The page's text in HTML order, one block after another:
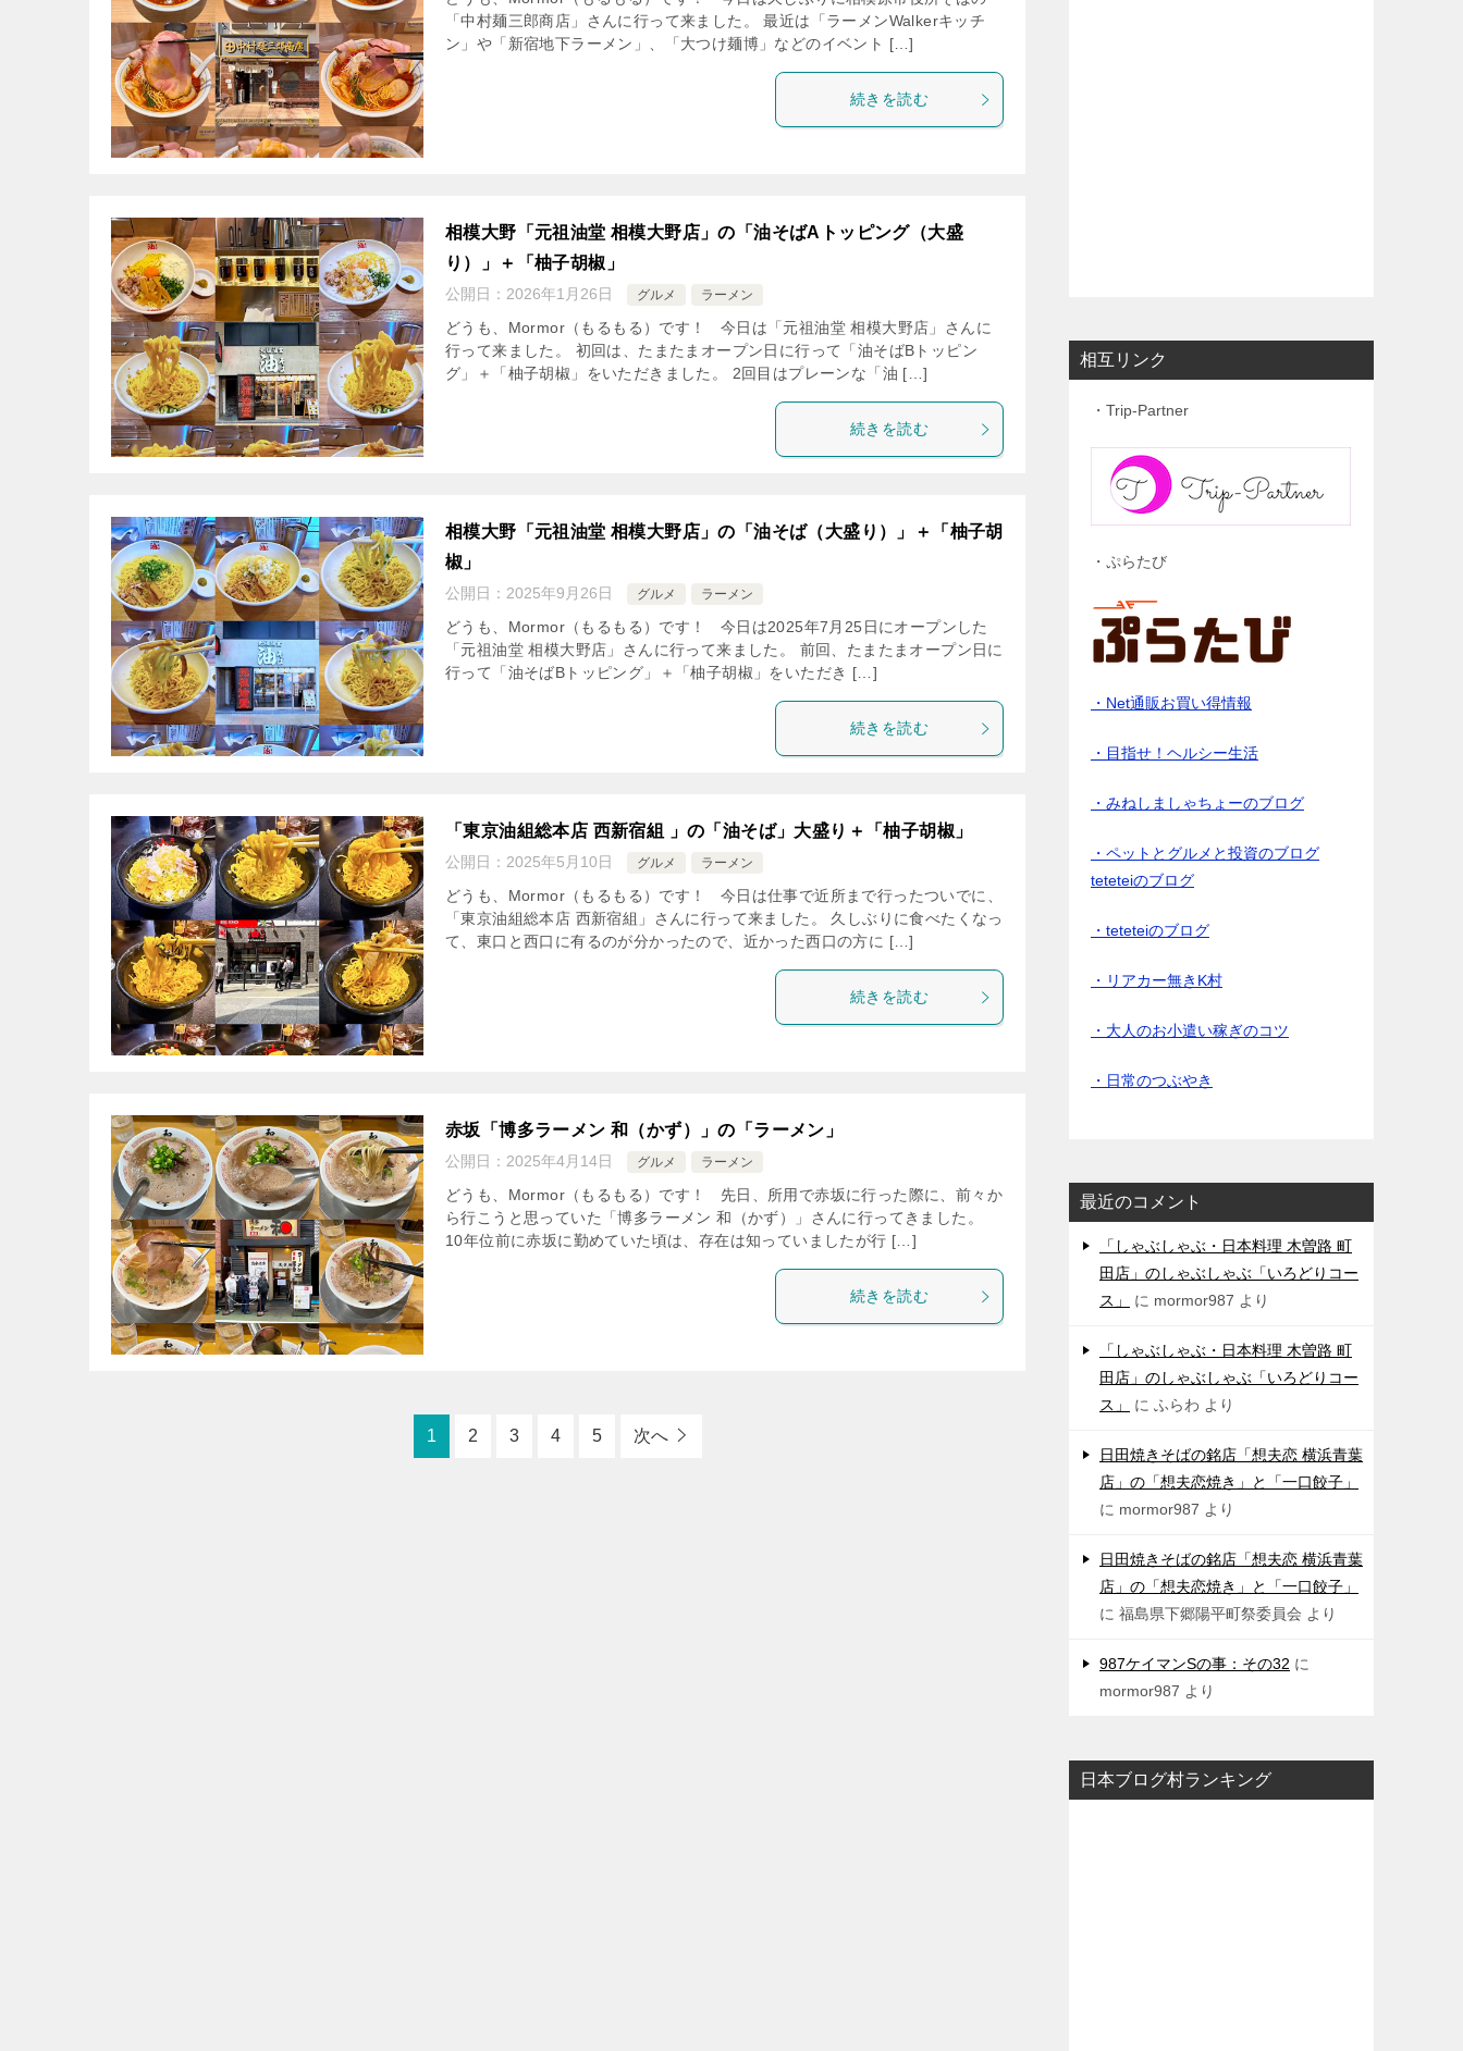
「中村麺三郎商店」さんに行って来ました。 最近は「ラーメンWalkerキッチ
ン」や「新宿地下ラーメン」、「大つけ麺博」などのイベント […]
続きを読む
相模大野「元祖油堂 相模大野店」の「油そばAトッピング（大盛
り）」＋「柚子胡椒」
公開日： 2026年1月26日 グルメ ラーメン
どうも、Mormor（もるもる）です！ 今日は「元祖油堂 相模大野店」さんに
行って来ました。 初回は、たまたまオープン日に行って「油そばBトッピン
グ」＋「柚子胡椒」をいただきました。 2回目はプレーンな「油 […]
続きを読む
相模大野「元祖油堂 相模大野店」の「油そば（大盛り）」＋「柚子胡
椒」
公開日： 2025年9月26日 グルメ ラーメン
どうも、Mormor（もるもる）です！ 今日は2025年7月25日にオープンした
「元祖油堂 相模大野店」さんに行って来ました。 前回、たまたまオープン日に
行って「油そばBトッピング」＋「柚子胡椒」をいただき […]
続きを読む
「東京油組総本店 西新宿組 」の「油そば」大盛り＋「柚子胡椒」
公開日： 2025年5月10日 グルメ ラーメン
どうも、Mormor（もるもる）です！ 今日は仕事で近所まで行ったついでに、
「東京油組総本店 西新宿組」さんに行って来ました。 久しぶりに食べたくなっ
て、東口と西口に有るのが分かったので、近かった西口の方に […]
続きを読む
赤坂「博多ラーメン 和（かず）」の「ラーメン」
公開日： 2025年4月14日 グルメ ラーメン
どうも、Mormor（もるもる）です！ 先日、所用で赤坂に行った際に、前々か
ら行こうと思っていた「博多ラーメン 和（かず）」さんに行ってきました。
10年位前に赤坂に勤めていた頃は、存在は知っていましたが行 […]
続きを読む
1 2 3 4 5 次へ
相互リンク
・Trip-Partner
・ぷらたび
・Net通販お買い得情報
・目指せ！ヘルシー生活
・みねしましゃちょーのブログ
・ペットとグルメと投資のブログ
teteteiのブログ
・teteteiのブログ
・リアカー無きK村
・大人のお小遣い稼ぎのコツ
・日常のつぶやき
最近のコメント
「しゃぶしゃぶ・日本料理 木曽路 町
田店」のしゃぶしゃぶ「いろどりコー
ス」
に mormor987 より
「しゃぶしゃぶ・日本料理 木曽路 町
田店」のしゃぶしゃぶ「いろどりコー
ス」
に ふらわ より
日田焼きそばの銘店「想夫恋 横浜青葉
店」の「想夫恋焼き」と「一口餃子」
に mormor987 より
日田焼きそばの銘店「想夫恋 横浜青葉
店」の「想夫恋焼き」と「一口餃子」
に 福島県下郷陽平町祭委員会 より
987ケイマンSの事：その32 に
mormor987 より
日本ブログ村ランキング